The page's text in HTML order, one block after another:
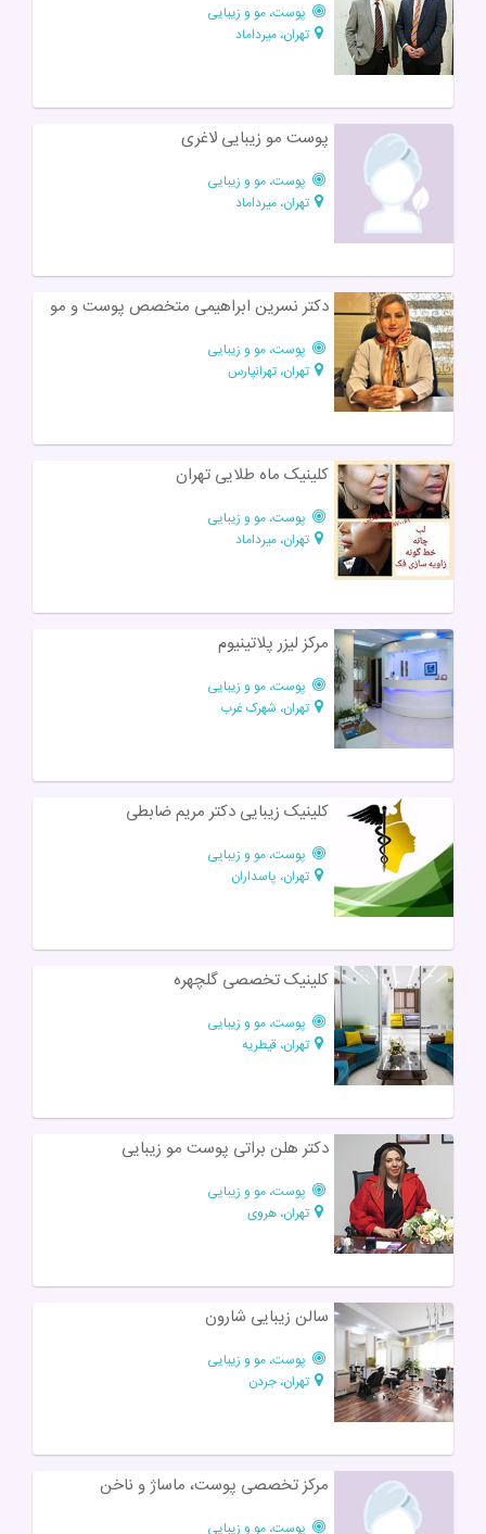
پوست، مو و زیبایی
تهران، میرداماد
پوست مو زیبایی لاغری
پوست، مو و زیبایی
تهران، میرداماد
دکتر نسرین ابراهیمی متخصص پوست و مو
پوست، مو و زیبایی
تهران، تهرانپارس
کلینیک ماه طلایی تهران
پوست، مو و زیبایی
تهران، میرداماد
مرکز لیزر پلاتینیوم
پوست، مو و زیبایی
تهران، شهرک غرب
کلینیک زیبایی دکتر مریم ضابطی
پوست، مو و زیبایی
تهران، پاسداران
کلینیک تخصصی گلچهره
پوست، مو و زیبایی
تهران، قیطریه
دکتر هلن براتی پوست مو زیبایی
پوست، مو و زیبایی
تهران، هروی
سالن زیبایی شارون
پوست، مو و زیبایی
تهران، جردن
مرکز تخصصی پوست، ماساژ و ناخن
پوست، مو و زیبایی